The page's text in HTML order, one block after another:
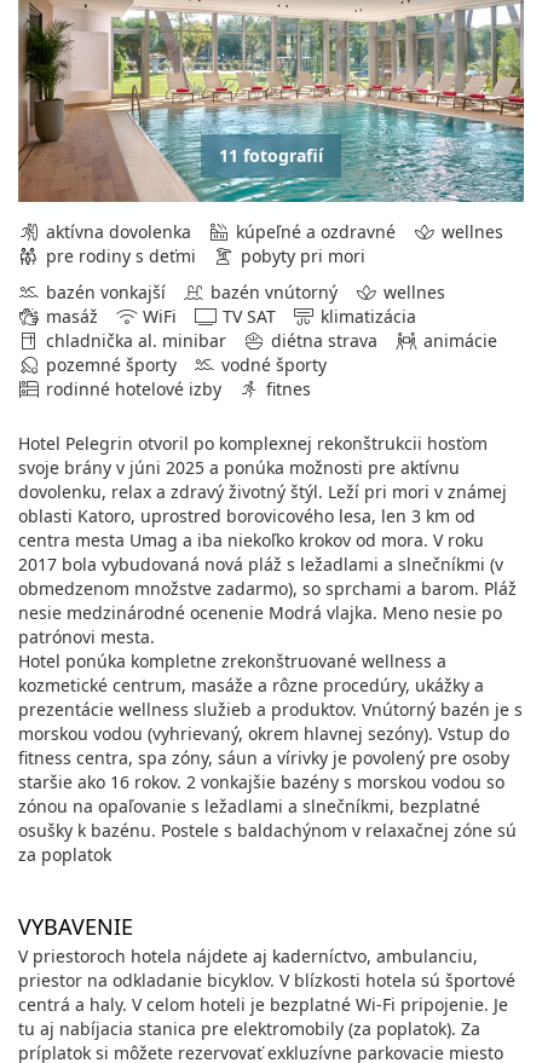
11 fotografií
aktívna dovolenka kúpeľné a ozdravné
wellnes
pre rodiny s deťmi
pobyty pri mori
bazén vonkajší
bazén vnútorný
wellnes
masáž
WiFi TV SAT
klimatizácia
chladnička al. minibar
diétna strava
animácie
pozemné športy
vodné športy
rodinné hotelové izby
fitnes
Hotel Pelegrin otvoril po komplexnej rekonštrukcii hosťom
svoje brány v júni 2025 a ponúka možnosti pre aktívnu
dovolenku, relax a zdravý životný štýl. Leží pri mori v známej
oblasti Katoro, uprostred borovicového lesa, len 3 km od
centra mesta Umag a iba niekoľko krokov od mora. V roku
2017 bola vybudovaná nová pláž s ležadlami a slnečníkmi (v
obmedzenom množstve zadarmo), so sprchami a barom. Pláž
nesie medzinárodné ocenenie Modrá vlajka. Meno nesie po
patrónovi mesta.
Hotel ponúka kompletne zrekonštruované wellness a
kozmetické centrum, masáže a rôzne procedúry, ukážky a
prezentácie wellness služieb a produktov. Vnútorný bazén je s
morskou vodou (vyhrievaný, okrem hlavnej sezóny). Vstup do
fitness centra, spa zóny, sáun a vírivky je povolený pre osoby
staršie ako 16 rokov. 2 vonkajšie bazény s morskou vodou so
zónou na opaľovanie s ležadlami a slnečníkmi, bezplatné
osušky k bazénu. Postele s baldachýnom v relaxačnej zóne sú
za poplatok
VYBAVENIE
V priestoroch hotela nájdete aj kaderníctvo, ambulanciu,
priestor na odkladanie bicyklov. V blízkosti hotela sú športové
centrá a haly. V celom hoteli je bezplatné Wi-Fi pripojenie. Je
tu aj nabíjacia stanica pre elektromobily (za poplatok). Za
príplatok si môžete rezervovať exkluzívne parkovacie miesto